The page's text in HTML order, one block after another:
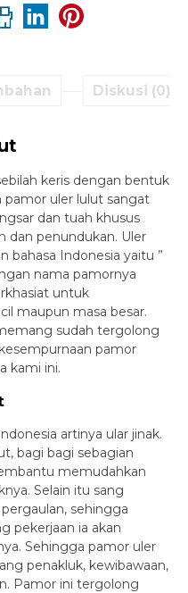
Diskusi (0)
keris dengan bentuk
pamor uler lulut sangat
dan tuah khusus
dan penundukan. Uler
bahasa Indonesia yaitu ”
nama pamornya
untuk
maupun masa besar.
sudah tergolong
pamor
kami ini.
artinya ular jinak.
bagi bagi sebagian
memudahkan
Selain itu sang
sehingga
pekerjaan ia akan
Sehingga pamor uler
penakluk, kewibawaan,
Pamor ini tergolong